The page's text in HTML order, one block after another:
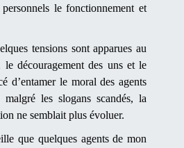
le fonctionnement et
tensions sont apparues au
découragement des uns et le
d’entamer le moral des agents
les slogans scandés, la
ne semblait plus évoluer.
que quelques agents de mon